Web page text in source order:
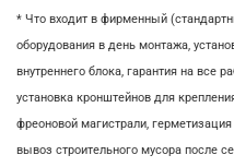
* Что входит в фирменный
оборудования в день монтажа,
внутреннего блока, гарантия на все
установка кронштейнов для
фреоновой магистрали, герметизация
вывоз строительного мусора после